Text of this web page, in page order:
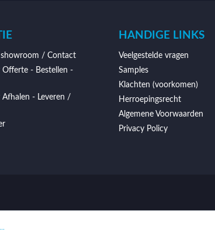
/ Contact
Offerte - Bestellen -
Afhalen - Leveren /
HANDIGE LINKS
Veelgestelde vragen
Samples
Klachten (voorkomen)
Herroepingsrecht
Algemene Voorwaarden
Privacy Policy